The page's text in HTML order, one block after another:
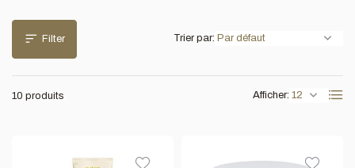
Filter
10 produits Afficher:
Trier par: